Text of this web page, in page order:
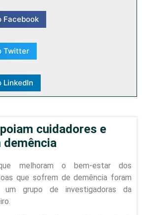
Facebook
Twitter
LinkedIn
cuidadores e
demência
melhoram o bem-estar dos
que sofrem de demência foram
um grupo de investigadoras da